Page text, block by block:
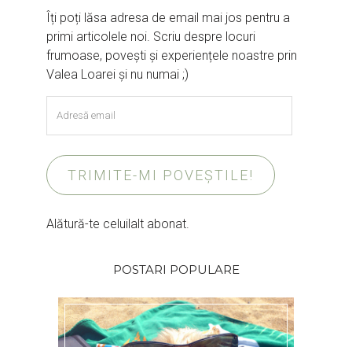
Îți poți lăsa adresa de email mai jos pentru a
primi articolele noi. Scriu despre locuri
frumoase, povești și experiențele noastre prin
Valea Loarei și nu numai ;)
email
TRIMITE-MI POVEȘTILE!
Alătură-te celuilalt abonat.
POSTARI POPULARE